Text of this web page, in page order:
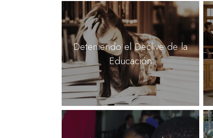
Deteniendo el Declive de la
Educación